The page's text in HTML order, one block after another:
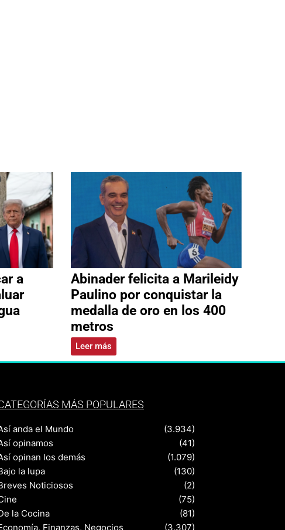
a
Abinader felicita a Marileidy
Paulino por conquistar la
medalla de oro en los 400
metros
Leer más
MÁS POPULARES
anda el Mundo
(3.934)
opinamos
(41)
opinan los demás
(1.079)
la lupa
(130)
Noticiosos
(2)
(75)
la Cocina
(81)
Finanzas, Negocios
(3.307)